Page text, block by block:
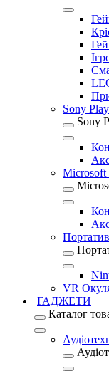
Sony
Sony
VR
ГАДЖЕТИ
Каталог